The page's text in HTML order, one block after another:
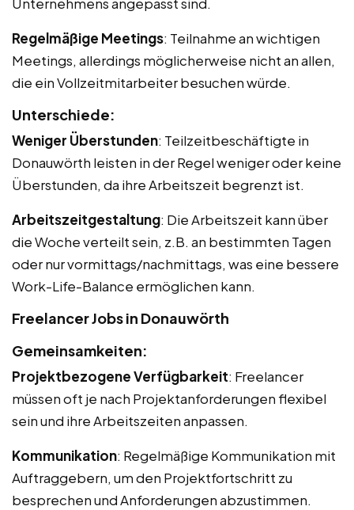
Regelmäßige Meetings: Teilnahme an wichtigen
Meetings, allerdings möglicherweise nicht an allen,
die ein Vollzeitmitarbeiter besuchen würde.
Unterschiede:
Weniger Überstunden: Teilzeitbeschäftigte in
Donauwörth leisten in der Regel weniger oder keine
Überstunden, da ihre Arbeitszeit begrenzt ist.
Arbeitszeitgestaltung: Die Arbeitszeit kann über
die Woche verteilt sein, z.B. an bestimmten Tagen
oder nur vormittags/nachmittags, was eine bessere
Work-Life-Balance ermöglichen kann.
Freelancer Jobs in Donauwörth
Gemeinsamkeiten:
Projektbezogene Verfügbarkeit: Freelancer
müssen oft je nach Projektanforderungen flexibel
sein und ihre Arbeitszeiten anpassen.
Kommunikation: Regelmäßige Kommunikation mit
Auftraggebern, um den Projektfortschritt zu
besprechen und Anforderungen abzustimmen.